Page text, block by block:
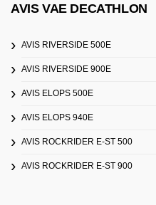
AVIS VAE DECATHLON
AVIS RIVERSIDE 500E
AVIS RIVERSIDE 900E
AVIS ELOPS 500E
AVIS ELOPS 940E
AVIS ROCKRIDER E-ST 500
AVIS ROCKRIDER E-ST 900